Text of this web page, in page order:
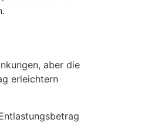
aber die
erleichtern